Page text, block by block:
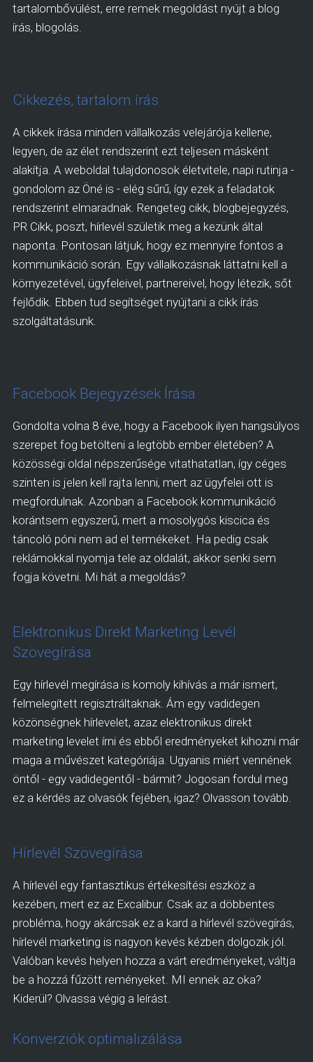
tartalombővülést, erre remek megoldást nyújt a blog
írás, blogolás.
Cikkezés, tartalom írás
A cikkek írása minden vállalkozás velejárója kellene,
legyen, de az élet rendszerint ezt teljesen másként
alakítja. A weboldal tulajdonosok életvitele, napi rutinja -
gondolom az Öné is - elég sűrű, így ezek a feladatok
rendszerint elmaradnak. Rengeteg cikk, blogbejegyzés,
PR Cikk, poszt, hírlevél születik meg a kezünk által
naponta. Pontosan látjuk, hogy ez mennyire fontos a
kommunikáció során. Egy vállalkozásnak láttatni kell a
környezetével, ügyfeleivel, partnereivel, hogy létezik, sőt
fejlődik. Ebben tud segítséget nyújtani a cikk írás
szolgáltatásunk.
Facebook Bejegyzések Írása
Gondolta volna 8 éve, hogy a Facebook ilyen hangsúlyos
szerepet fog betölteni a legtöbb ember életében? A
közösségi oldal népszerűsége vitathatatlan, így céges
szinten is jelen kell rajta lenni, mert az ügyfelei ott is
megfordulnak. Azonban a Facebook kommunikáció
korántsem egyszerű, mert a mosolygós kiscica és
táncoló póni nem ad el termékeket. Ha pedig csak
reklámokkal nyomja tele az oldalát, akkor senki sem
fogja követni. Mi hát a megoldás?
Elektronikus Direkt Marketing Levél
Szövegírása
Egy hírlevél megírása is komoly kihívás a már ismert,
felmelegített regisztráltaknak. Ám egy vadidegen
közönségnek hírlevelet, azaz elektronikus direkt
marketing levelet írni és ebből eredményeket kihozni már
maga a művészet kategóriája. Ugyanis miért vennének
öntől - egy vadidegentől - bármit? Jogosan fordul meg
ez a kérdés az olvasók fejében, igaz? Olvasson tovább.
Hírlevél Szövegírása
A hírlevél egy fantasztikus értékesítési eszköz a
kezében, mert ez az Excalibur. Csak az a döbbentes
probléma, hogy akárcsak ez a kard a hírlevél szövegírás,
hírlevél marketing is nagyon kevés kézben dolgozik jól.
Valóban kevés helyen hozza a várt eredményeket, váltja
be a hozzá fűzött reményeket. MI ennek az oka?
Kiderül? Olvassa végig a leírást.
Konverziók optimalizálása